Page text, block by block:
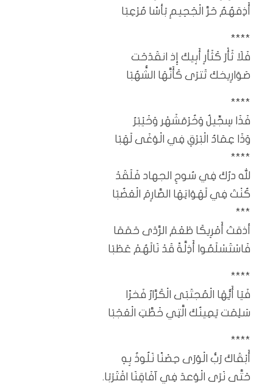
أَذِقهُمُ حَرَّ الْجَحِيمِ بَأسًا مُرْعِبَا
****
فَلَا ثَأْرَ كَثَأرِ أَبِيكَ إِذ انقَدَحَت
صَوَارِيخكَ تَترَى كَأَنَّهَا الشُّهُبَا
****
فَذَا سِجِّيلٌ وَخُرْمَشَهْر وَخَيْبَرُ
وَذَا عِمَادُ الْبَرْقِ فِي الْوَغَى لَهَبَا
****
لله درُكَ فِي سُوحِ الجهاد فَلَقَدْ
كُنْتَ فِي لَهَوَاتِهَا الصَّارِمَ الْعَضُبَا
***
أذقتَ أَمْرِيكَا طَعْمَ الرَّدَى حَمَمَا
فَاسْتَسْلَمُوا أَذِلَّةً قَدْ نَالَهُمْ عَطَبَا
****
فَيَا أَيُّهَا الْمُجتَبَى الْكَرَّارُ فَخرًا
سَلِمَت يَمِينُكَ الَّتِي خَطَّتِ الْعَجَبَا
****
أَبْقَاكَ رَبُّ الْوَرَى حِصْنًا نَلُوذُ بِهِ
حَتَّى نَرَى الْوَعدَ فِي آفَاقِنَا اقْتَرَبَا.